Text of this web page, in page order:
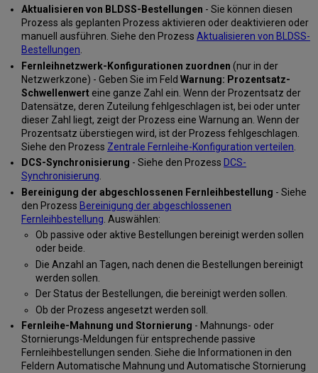
Aktualisieren von BLDSS-Bestellungen - Sie können diesen
Prozess als geplanten Prozess aktivieren oder deaktivieren oder
manuell ausführen. Siehe den Prozess Aktualisieren von BLDSS-
Bestellungen
Fernleihnetzwerk-Konfigurationen zuordnen (nur in der
Netzwerkzone) - Geben Sie im Feld Warnung: Prozentsatz-
Schwellenwert eine ganze Zahl ein. Wenn der Prozentsatz der
Datensätze, deren Zuteilung fehlgeschlagen ist, bei oder unter
dieser Zahl liegt, zeigt der Prozess eine Warnung an. Wenn der
Prozentsatz überstiegen wird, ist der Prozess fehlgeschlagen.
Siehe den Prozess Zentrale Fernleihe-Konfiguration verteilen
DCS-Synchronisierung - Siehe den Prozess DCS-
Synchronisierung
Bereinigung der abgeschlossenen Fernleihbestellung - Siehe
den Prozess Bereinigung der abgeschlossenen
Fernleihbestellung . Auswählen:
Ob passive oder aktive Bestellungen bereinigt werden sollen
oder beide.
Die Anzahl an Tagen, nach denen die Bestellungen bereinigt
werden sollen.
Der Status der Bestellungen, die bereinigt werden sollen.
Ob der Prozess angesetzt werden soll.
Fernleihe-Mahnung und Stornierung - Mahnungs- oder
Stornierungs-Meldungen für entsprechende passive
Fernleihbestellungen senden. Siehe die Informationen in den
Feldern Automatische Mahnung und Automatische Stornierung